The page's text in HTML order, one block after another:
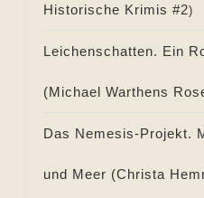
Historische Krimis #2)
Leichenschatten. Ein
(Michael Warthens
Das Nemesis-Projekt.
und Meer (Christa